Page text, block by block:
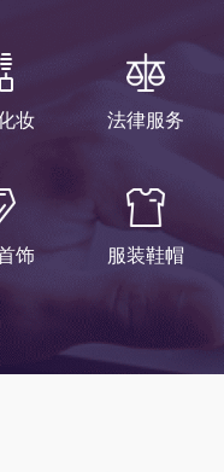
妆 法律服务
饰 服装鞋帽